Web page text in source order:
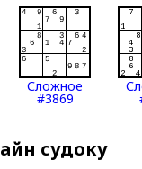
Сложное
#3869
судоку